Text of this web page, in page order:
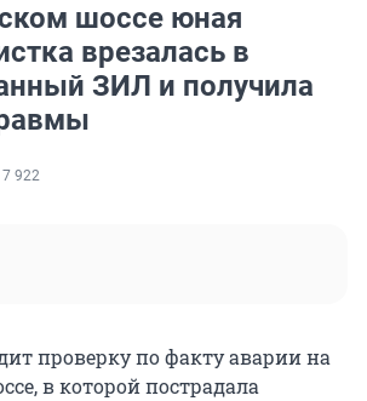
шоссе юная
врезалась в
ЗИЛ и получила
7 922
проверку по факту аварии на
в которой пострадала